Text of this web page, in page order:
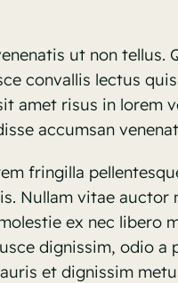
ut non tellus.
convallis lectus
amet risus in lorem
accumsan
fringilla
Nullam vitae
ex nec libero
dignissim, odio
et dignissim